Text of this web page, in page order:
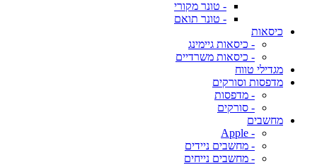
- טונר מקורי
- טונר תואם
כיסאות
- כיסאות גיימינג
- כיסאות משרדיים
מגדילי טווח
מדפסות וסורקים
- מדפסות
- סורקים
מחשבים
- Apple
- מחשבים ניידים
- מחשבים נייחים